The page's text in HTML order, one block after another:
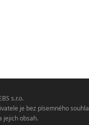
s.r.o.
je bez písemného
jejich obsah.